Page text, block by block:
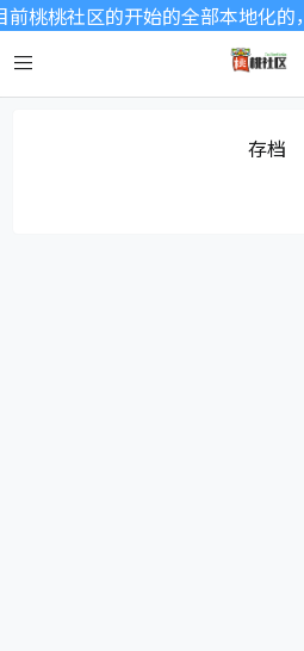
桃桃社区的开始的全部本地化
存档